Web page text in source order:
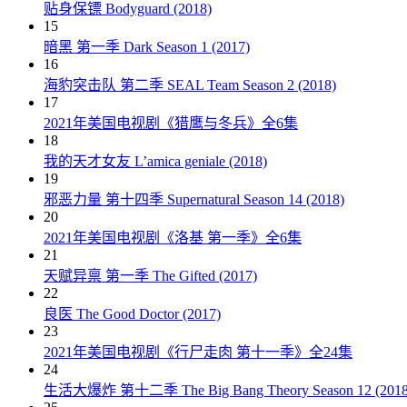
贴身保镖 Bodyguard (2018)
15
暗黑 第一季 Dark Season 1 (2017)
16
海豹突击队 第二季 SEAL Team Season 2 (2018)
17
2021年美国电视剧《猎鹰与冬兵》全6集
18
我的天才女友 L’amica geniale (2018)
19
邪恶力量 第十四季 Supernatural Season 14 (2018)
20
2021年美国电视剧《洛基 第一季》全6集
21
天赋异禀 第一季 The Gifted (2017)
22
良医 The Good Doctor (2017)
23
2021年美国电视剧《行尸走肉 第十一季》全24集
24
生活大爆炸 第十二季 The Big Bang Theory Season 12